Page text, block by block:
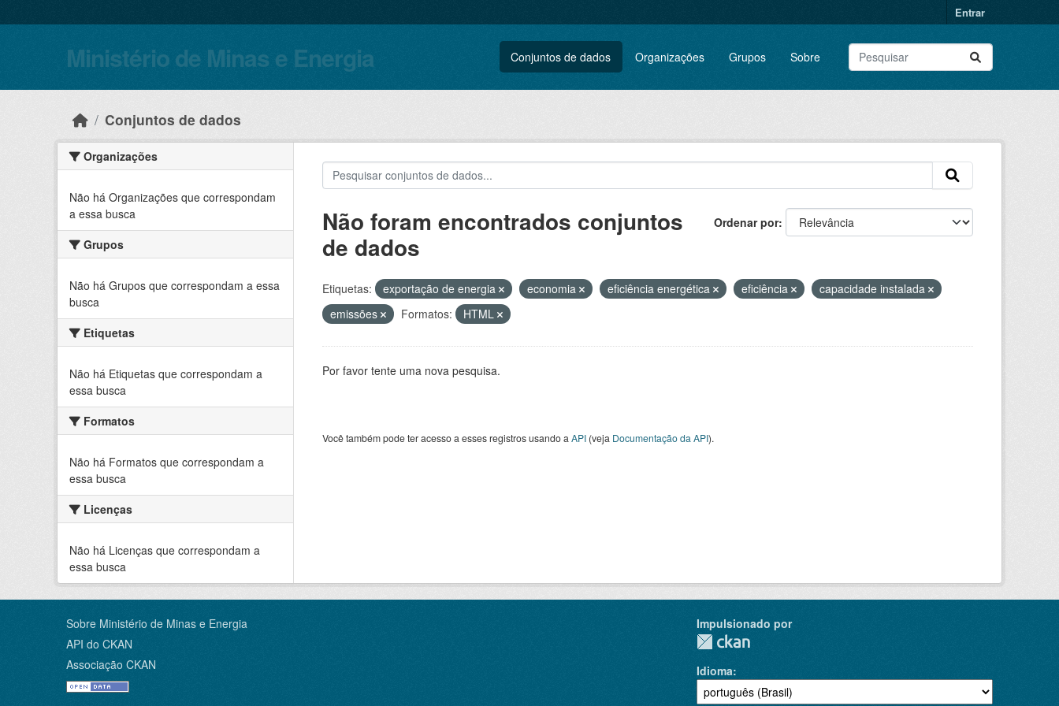
Entrar
Ministério de Minas e Energia Conjuntos de dados Organizações Grupos Sobre
Conjuntos de dados
Organizações
Não há Organizações que correspondam
a essa busca
Grupos
Não há Grupos que correspondam a essa
busca
Etiquetas
Não há Etiquetas que correspondam a
essa busca
Formatos
Não há Formatos que correspondam a
essa busca
Licenças
Não há Licenças que correspondam a
essa busca
Ordenar por
Não foram encontrados conjuntos
de dados
Etiquetas: exportação de energia economia eficiência energética eficiência
capacidade instalada
emissões
Formatos: HTML
Por favor tente uma nova pesquisa.
Você também pode ter acesso a esses registros usando a API(veja Documentação da API).
Sobre Ministério de Minas e Energia
API do CKAN
Associação CKAN
Impulsionado por
Idioma